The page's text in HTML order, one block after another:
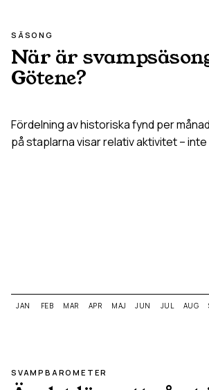
SÄSONG
När är
Götene?
Fördelning av historiska fynd per
på staplarna visar relativ aktivitet – inte
JAN FEB MAR APR MAJ JUN JUL AUG
SVAMPBAROMETER